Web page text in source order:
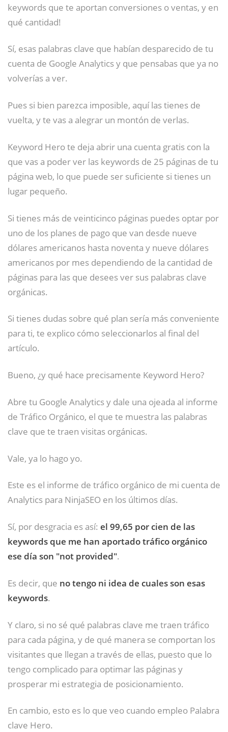
keywords que te aportan conversiones o ventas, y en
qué cantidad!
Sí, esas palabras clave que habían desparecido de tu
cuenta de Google Analytics y que pensabas que ya no
volverías a ver.
Pues si bien parezca imposible, aquí las tienes de
vuelta, y te vas a alegrar un montón de verlas.
Keyword Hero te deja abrir una cuenta gratis con la
que vas a poder ver las keywords de 25 páginas de tu
página web, lo que puede ser suficiente si tienes un
lugar pequeño.
Si tienes más de veinticinco páginas puedes optar por
uno de los planes de pago que van desde nueve
dólares americanos hasta noventa y nueve dólares
americanos por mes dependiendo de la cantidad de
páginas para las que desees ver sus palabras clave
orgánicas.
Si tienes dudas sobre qué plan sería más conveniente
para ti, te explico cómo seleccionarlos al final del
artículo.
Bueno, ¿y qué hace precisamente Keyword Hero?
Abre tu Google Analytics y dale una ojeada al informe
de Tráfico Orgánico, el que te muestra las palabras
clave que te traen visitas orgánicas.
Vale, ya lo hago yo.
Este es el informe de tráfico orgánico de mi cuenta de
Analytics para NinjaSEO en los últimos días.
Sí, por desgracia es así: el 99,65 por cien de las
keywords que me han aportado tráfico orgánico
ese día son "not provided".
Es decir, que no tengo ni idea de cuales son esas
keywords.
Y claro, si no sé qué palabras clave me traen tráfico
para cada página, y de qué manera se comportan los
visitantes que llegan a través de ellas, puesto que lo
tengo complicado para optimar las páginas y
prosperar mi estrategia de posicionamiento.
En cambio, esto es lo que veo cuando empleo Palabra
clave Hero.